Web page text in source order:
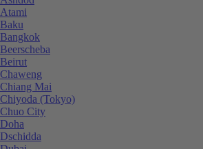
Atami
Baku
Bangkok
Beerscheba
Beirut
Chaweng
Chiang Mai
Chiyoda (Tokyo)
Chuo City
Doha
Dschidda